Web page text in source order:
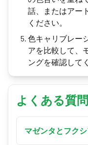
話、またはアー
ください。
色キャリブレー
アを比較して、
ングを確認して
よくある質問
マゼンタとフク